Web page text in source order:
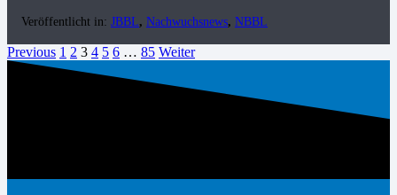
Veröffentlicht in: JBBL, Nachwuchsnews, NBBL
Previous 1 2 3 4 5 6 … 85 Weiter